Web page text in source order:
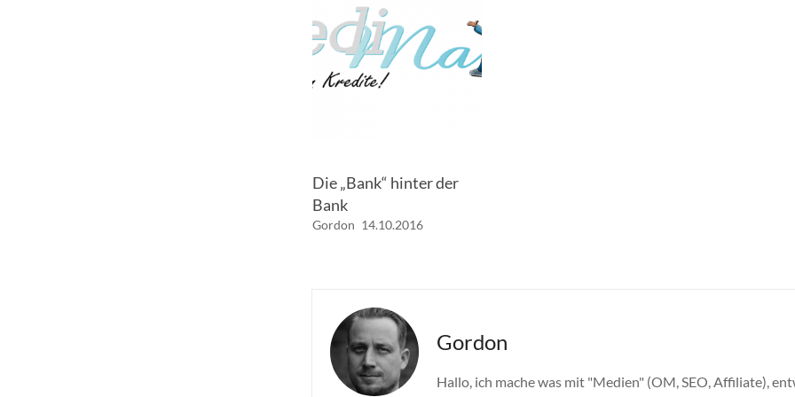
Die „Bank“ hinter der
Bank
Gordon 14.10.2016
Gordon
Hallo, ich mache was mit "Medien" (OM, SEO, Affiliate),